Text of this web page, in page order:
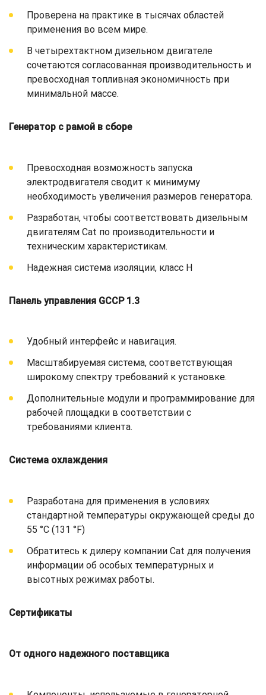
Проверена на практике в тысячах областей
применения во всем мире.
В четырехтактном дизельном двигателе
сочетаются согласованная производительность и
превосходная топливная экономичность при
минимальной массе.
Генератор с рамой в сборе
Превосходная возможность запуска
электродвигателя сводит к минимуму
необходимость увеличения размеров генератора.
Разработан, чтобы соответствовать дизельным
двигателям Cat по производительности и
техническим характеристикам.
Надежная система изоляции, класс H
Панель управления GCCP 1.3
Удобный интерфейс и навигация.
Масштабируемая система, соответствующая
широкому спектру требований к установке.
Дополнительные модули и программирование для
рабочей площадки в соответствии с
требованиями клиента.
Система охлаждения
Разработана для применения в условиях
стандартной температуры окружающей среды до
55 °C (131 °F)
Обратитесь к дилеру компании Cat для получения
информации об особых температурных и
высотных режимах работы.
Сертификаты
От одного надежного поставщика